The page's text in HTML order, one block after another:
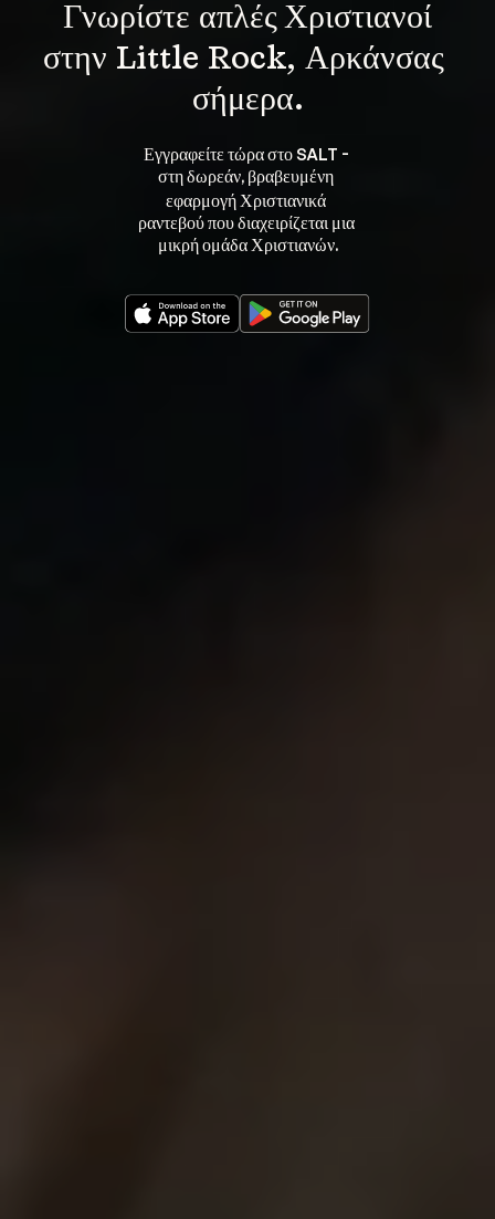
Γνωρίστε απλές Χριστιανοί
στην Little Rock, Αρκάνσας
σήμερα.
Εγγραφείτε τώρα στο SALT -
στη δωρεάν, βραβευμένη
εφαρμογή Χριστιανικά
ραντεβού που διαχειρίζεται μια
μικρή ομάδα Χριστιανών.